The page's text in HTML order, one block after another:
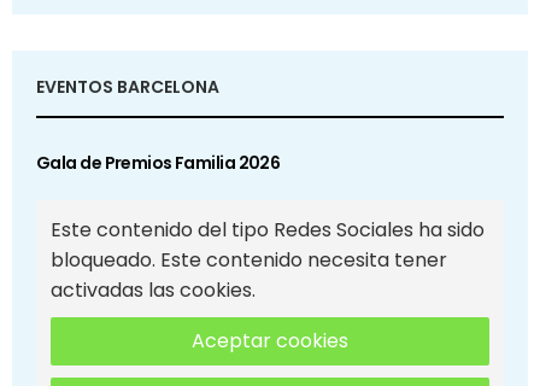
EVENTOS BARCELONA
Gala de Premios Familia 2026
Este contenido del tipo Redes Sociales ha sido
bloqueado. Este contenido necesita tener
activadas las cookies.
Aceptar cookies